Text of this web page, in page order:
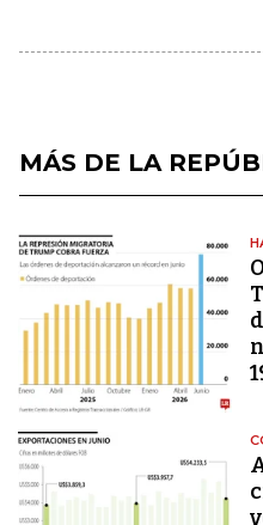
MÁS DE LA